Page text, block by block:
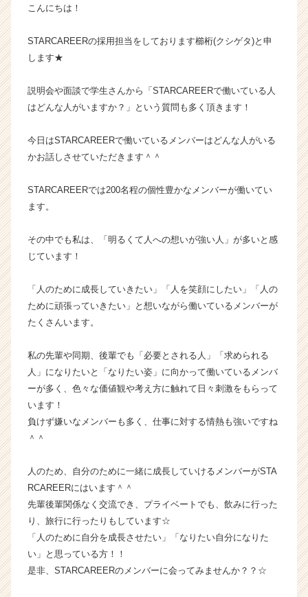
ム
|
ベ
チ
ャ
成
か
カ
く
就
活
イ
キ
ャ
リ
ア
（C
e
こんにちは！
STARCAREERの採用担当をしております櫛桁(クシゲタ)と申
します★
説明会や面談で学生さんから「STARCAREERで働いている人
はどんな人がいますか？」という質問も多く頂きます！
今日はSTARCAREERで働いているメンバーはどんな人がいる
かお話しさせていただきます＾＾
STARCAREERでは200名程の個性豊かなメンバーが働いてい
ます。
その中でも私は、「明るくて人への想いが強い人」が多いと感
じています！
「人のために成長していきたい」「人を笑顔にしたい」「人の
ために頑張っていきたい」と想いながら働いているメンバーが
たくさんいます。
私の先輩や同期、後輩でも「必要とされる人」「求められる
人」になりたいと「なりたい姿」に向かって働いているメンバ
ーが多く、色々な価値観や考え方に触れて日々刺激をもらって
います！
負けず嫌いなメンバーも多く、仕事に対する情熱も強いですね
＾＾
人のため、自分のために一緒に成長していけるメンバーがSTA
RCAREERにはいます＾＾
先輩後輩関係なく交流でき、プライベートでも、飲みに行った
り、旅行に行ったりもしています☆
「人のために自分を成長させたい」「なりたい自分になりた
い」と思っている方！！
是非、STARCAREERのメンバーに会ってみませんか？？☆